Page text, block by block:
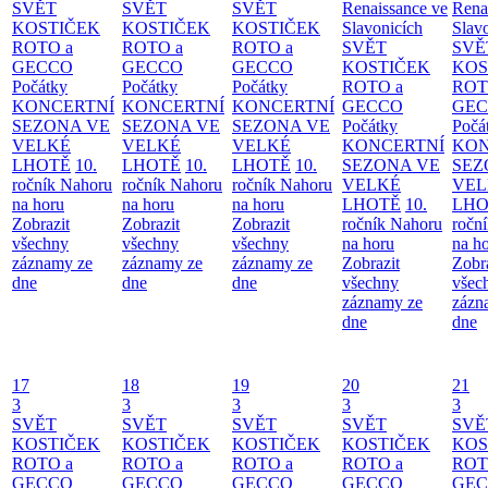
SVĚT
KOSTIČEK
ROTO a
GECCO
Počátky
KONCERTNÍ
SEZONA VE
VELKÉ
LHOTĚ 10.
ročník Nahoru
na horu
Zobrazit
všechny
záznamy ze
dne
SVĚT
KOSTIČEK
ROTO a
GECCO
Počátky
KONCERTNÍ
SEZONA VE
VELKÉ
LHOTĚ 10.
ročník Nahoru
na horu
Zobrazit
všechny
záznamy ze
dne
SVĚT
KOSTIČEK
ROTO a
GECCO
Počátky
KONCERTNÍ
SEZONA VE
VELKÉ
LHOTĚ 10.
ročník Nahoru
na horu
Zobrazit
všechny
záznamy ze
dne
Renaissance ve
Slavonicích
SVĚT
KOSTIČEK
ROTO a
GECCO
Počátky
KONCERTNÍ
SEZONA VE
VELKÉ
LHOTĚ 10.
ročník Nahoru
na horu
Zobrazit
všechny
záznamy ze
dne
na
dne
17
3
SVĚT
KOSTIČEK
ROTO a
GECCO
18
3
SVĚT
KOSTIČEK
ROTO a
GECCO
19
3
SVĚT
KOSTIČEK
ROTO a
GECCO
20
3
SVĚT
KOSTIČEK
ROTO a
GECCO
21
3